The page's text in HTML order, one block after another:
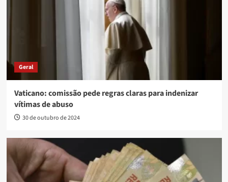
Geral
Vaticano: comissão pede regras claras para indenizar
vítimas de abuso
30 de outubro de 2024